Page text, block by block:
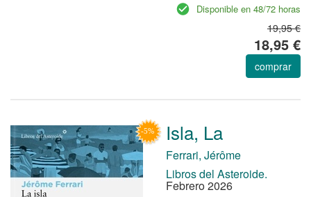
Disponible en 48/72 horas
19,95 €
18,95 €
comprar
Isla, La
Ferrari, Jérôme
Libros del Asteroide.
Febrero 2026